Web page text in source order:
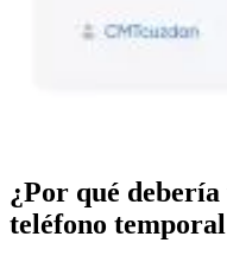
¿Por qué
teléfono